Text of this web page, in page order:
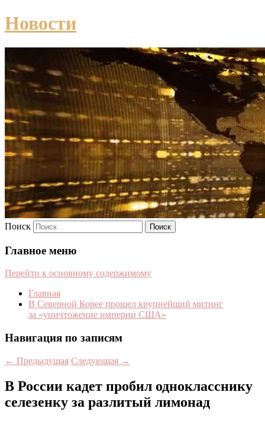
Новости
Поиск
Главное меню
Перейти к основному содержимому
Главная
В Северной Корее прошел крупнейший митинг
за «уничтожение империи США»
Навигация по записям
← Предыдущая Следующая →
В России кадет пробил однокласснику
селезенку за разлитый лимонад